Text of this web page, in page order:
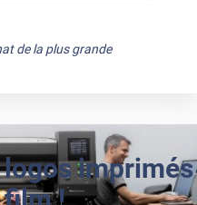
de la plus grande
imprimés